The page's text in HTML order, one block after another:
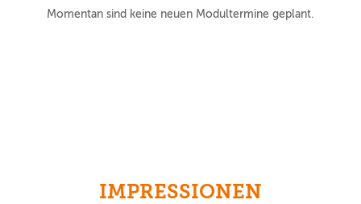
Momentan sind keine neuen Modultermine geplant.
IMPRESSIONEN